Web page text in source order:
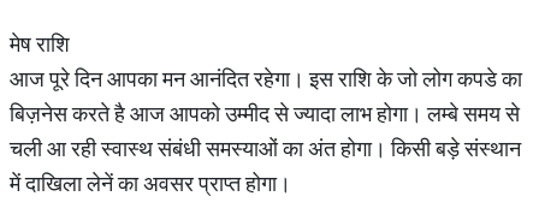
मेष राशि
आज पूरे दिन आपका मन आनंदित रहेगा। इस राशि के जो लोग कपडे का
बिज़नेस करते है आज आपको उम्मीद से ज्यादा लाभ होगा। लम्बे समय से
चली आ रही स्वास्थ संबंधी समस्याओं का अंत होगा। किसी बड़े संस्थान
में दाखिला लेनें का अवसर प्राप्त होगा।